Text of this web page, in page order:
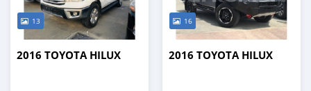
13
2016 TOYOTA HILUX
16
2016 TOYOTA HILUX